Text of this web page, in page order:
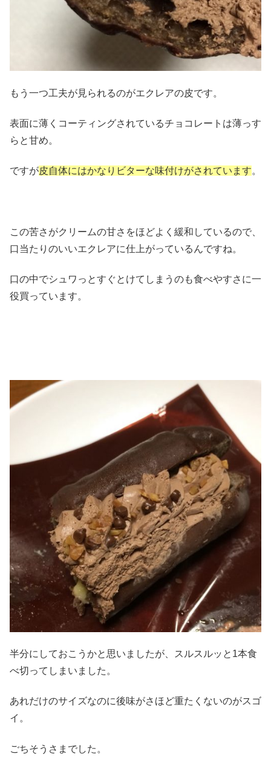
もう一つ工夫が見られるのがエクレアの皮です。
表面に薄くコーティングされているチョコレートは薄っす
らと甘め。
ですが皮自体にはかなりビターな味付けがされています。
この苦さがクリームの甘さをほどよく緩和しているので、
口当たりのいいエクレアに仕上がっているんですね。
口の中でシュワっとすぐとけてしまうのも食べやすさに一
役買っています。
半分にしておこうかと思いましたが、スルスルッと1本食
べ切ってしまいました。
あれだけのサイズなのに後味がさほど重たくないのがスゴ
イ。
ごちそうさまでした。